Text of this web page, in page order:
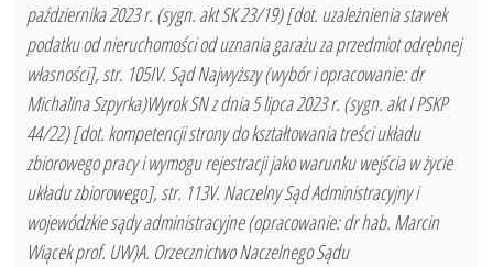
października 2023 r. (sygn. akt SK 23/19) [dot. uzależnienia stawek
podatku od nieruchomości od uznania garażu za przedmiot odrębnej
własności], str. 105IV. Sąd Najwyższy (wybór i opracowanie: dr
Michalina Szpyrka)Wyrok SN z dnia 5 lipca 2023 r. (sygn. akt I PSKP
44/22) [dot. kompetencji strony do kształtowania treści układu
zbiorowego pracy i wymogu rejestracji jako warunku wejścia w życie
układu zbiorowego], str. 113V. Naczelny Sąd Administracyjny i
wojewódzkie sądy administracyjne (opracowanie: dr hab. Marcin
Wiącek prof. UW)A. Orzecznictwo Naczelnego Sądu